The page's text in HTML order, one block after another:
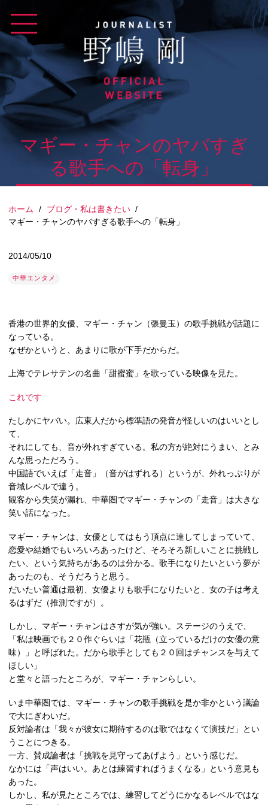
content
マギー・チャンのヤバすぎ
る歌手への「転身」
ホーム / ブログ・私は書きたい /
マギー・チャンのヤバすぎる歌手への「転身」
2014/05/10
中華エンタメ
香港の世界的女優、マギー・チャン（張曼玉）の歌手挑戦が話題に
なっている。
なぜかというと、あまりに歌が下手だからだ。
上海でテレサテンの名曲「甜蜜蜜」を歌っている映像を見た。
これです
たしかにヤバい。広東人だから標準語の発音が怪しいのはいいとし
て、
それにしても、音が外れすぎている。私の方が絶対にうまい、とみ
んな思っただろう。
中国語でいえば「走音」（音がはずれる）というが、外れっぷりが
音域レベルで違う。
観客から失笑が漏れ、中華圏でマギー・チャンの「走音」は大きな
笑い話になった。
マギー・チャンは、女優としてはもう頂点に達してしまっていて、
恋愛や結婚でもいろいろあったけど、そろそろ新しいことに挑戦し
たい、という気持ちがあるのは分かる。歌手になりたいという夢が
あったのも、そうだろうと思う。
だいたい普通は最初、女優よりも歌手になりたいと、女の子は考え
るはずだ（推測ですが）。
しかし、マギー・チャンはさすが気が強い。ステージのうえで、
「私は映画でも２０作ぐらいは「花瓶（立っているだけの女優の意
味）」と呼ばれた。だから歌手としても２０回はチャンスを与えて
ほしい」
と堂々と語ったところが、マギー・チャンらしい。
いま中華圏では、マギー・チャンの歌手挑戦を是か非かという議論
で大にぎわいだ。
反対論者は「我々が彼女に期待するのは歌ではなくて演技だ」とい
うことにつきる。
一方、賛成論者は「挑戦を見守ってあげよう」という感じだ。
なかには「声はいい。あとは練習すればうまくなる」という意見も
あった。
しかし、私が見たところでは、練習してどうにかなるレベルではな